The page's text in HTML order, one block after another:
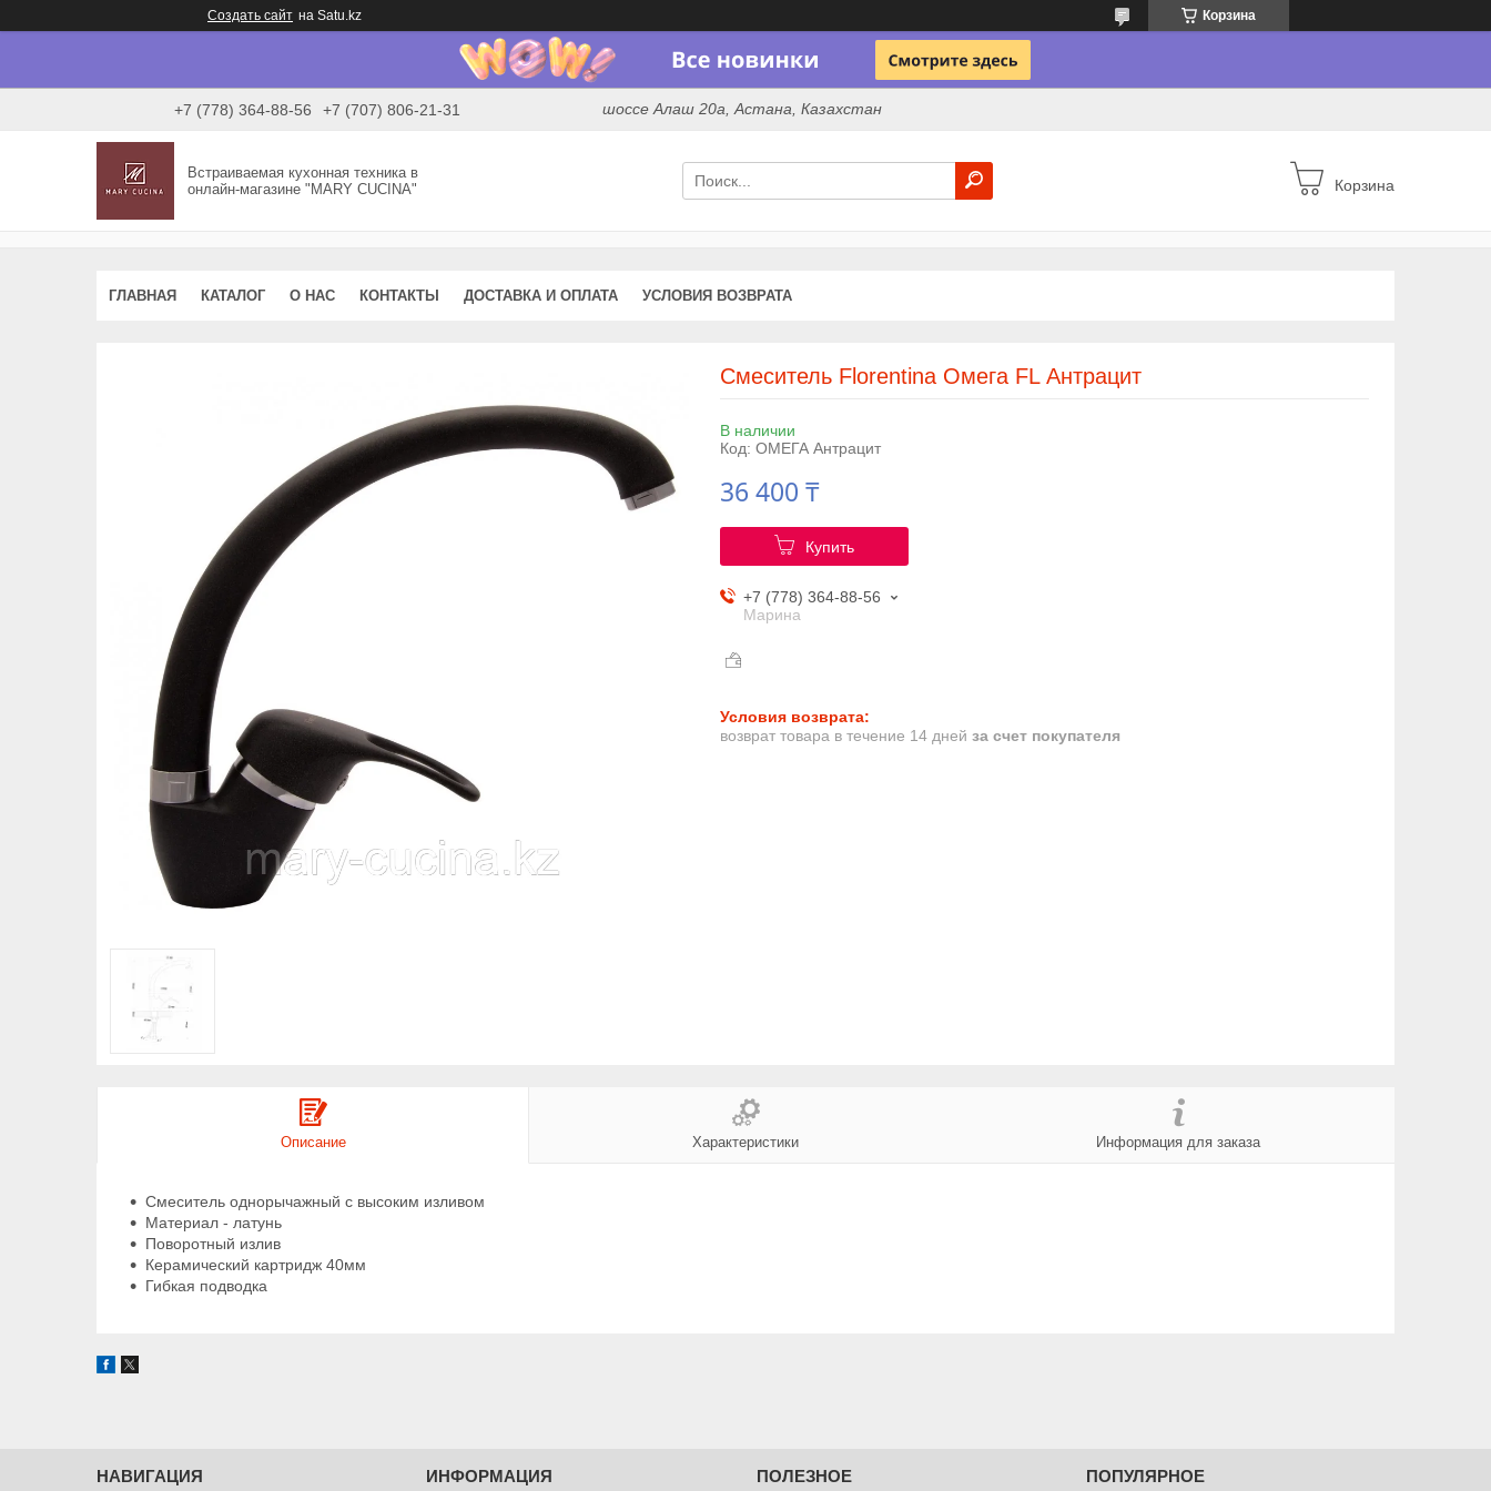
Создать сайт на Satu.kz Корзина
+7 (778) 364-88-56 +7 (707) 806-21-31 шоссе Алаш 20а, Астана, Казахстан
Встраиваемая кухонная техника в
онлайн-магазине "MARY CUCINA"
Корзина
ГЛАВНАЯ КАТАЛОГ О НАС КОНТАКТЫ ДОСТАВКА И ОПЛАТА УСЛОВИЯ ВОЗВРАТА
Смеситель Florentina Омега FL Антрацит
В наличии
Код: ОМЕГА Антрацит
36 400 ₸
Купить
+7 (778) 364-88-56
Марина
возврат товара в течение 14 дней за счет покупателя
Описание Характеристики Информация для заказа
Смеситель однорычажный с высоким изливом
Материал - латунь
Поворотный излив
Керамический картридж 40мм
Гибкая подводка
НАВИГАЦИЯ ИНФОРМАЦИЯ ПОЛЕЗНОЕ ПОПУЛЯРНОЕ